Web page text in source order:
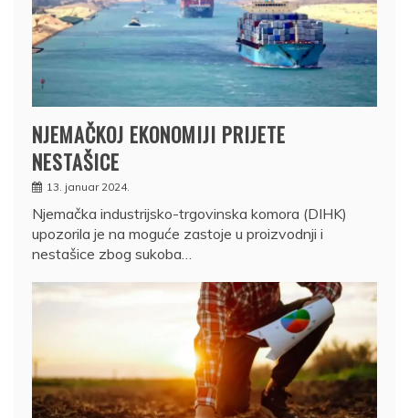
NJEMAČKOJ EKONOMIJI PRIJETE
NESTAŠICE
13. januar 2024.
Njemačka industrijsko-trgovinska komora (DIHK)
upozorila je na moguće zastoje u proizvodnji i
nestašice zbog sukoba…